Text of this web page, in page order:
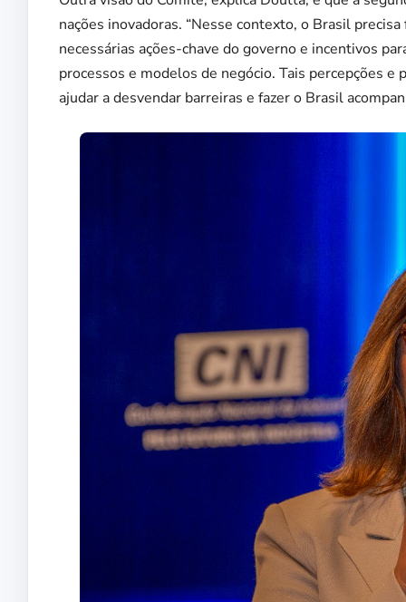
nações inovadoras. “Nesse contexto, o Brasil
necessárias ações-chave do governo e incentivos
processos e modelos de negócio. Tais percepções
ajudar a desvendar barreiras e fazer o Brasil